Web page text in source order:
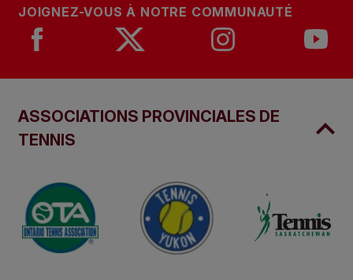
JOIGNEZ-VOUS À NOTRE COMMUNAUTÉ
ASSOCIATIONS PROVINCIALES DE
TENNIS